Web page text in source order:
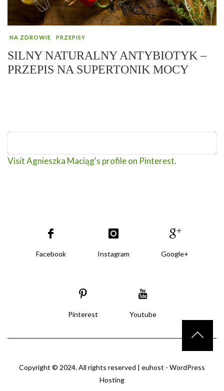
NA ZDROWIE PRZEPISY
SILNY NATURALNY ANTYBIOTYK –
PRZEPIS NA SUPERTONIK MOCY
Visit Agnieszka Maciąg's profile on Pinterest.
Facebook Instagram Google+
Pinterest Youtube
Copyright © 2024. All rights reserved | euhost - WordPress
Hosting